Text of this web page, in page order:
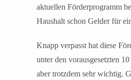
aktuellen Förderprogramm
Haushalt schon Gelder für
Knapp verpasst hat diese
unter den vorausgesetzten
aber trotzdem sehr wichtig.